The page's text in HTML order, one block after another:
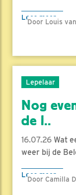
Lees meer
Door Louis
Lepelaar
Nog
de l..
16.07.26 Wat
weer bij de
Lees meer
Door Camilla